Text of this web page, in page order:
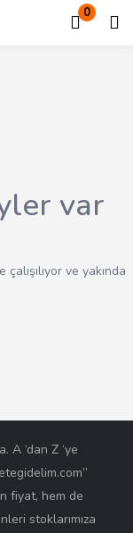
0
Kayıt ol
var
ve yakında
A ‘dan Z ‘ye
fiyat, hem de
stoklarımıza